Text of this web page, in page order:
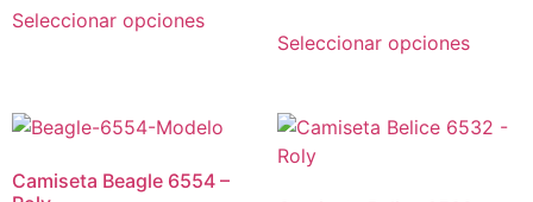
Seleccionar opciones
Seleccionar opciones
Camiseta Beagle 6554 –